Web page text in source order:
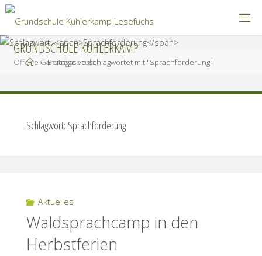
Zum
Inhalt
springen
GRUNDSCHULE KUHLERKAMP
Offene Ganztagsschule
StartBeiträge verschlagwortet mit "Sprachförderung"
Schlagwort: Sprachförderung
Aktuelles
Waldsprachcamp in den
Herbstferien